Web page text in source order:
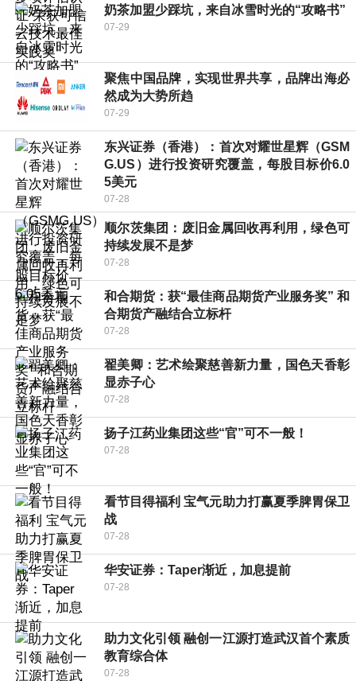
奶茶加盟少踩坑，来自冰雪时光的“攻略书”
07-29
聚焦中国品牌，实现世界共享，品牌出海必
然成为大势所趋
07-29
东兴证券（香港）：首次对耀世星辉（GSM
G.US）进行投资研究覆盖，每股目标价6.0
5美元
07-28
顺尔茨集团：废旧金属回收再利用，绿色可
持续发展不是梦
07-28
和合期货：获“最佳商品期货产业服务奖” 和
合期货产融结合立标杆
07-28
翟美卿：艺术绘聚慈善新力量，国色天香彰
显赤子心
07-28
扬子江药业集团这些“官”可不一般！
07-28
看节目得福利 宝气元助力打赢夏季脾胃保卫
战
07-28
华安证券：Taper渐近，加息提前
07-28
助力文化引领 融创一江源打造武汉首个素质
教育综合体
07-28